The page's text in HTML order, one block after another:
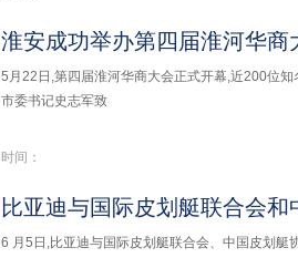
5月22日,第四届淮河华商大会正式开幕,近200位
市委书记史志军致
时间：
6 月5日,比亚迪与国际皮划艇联合会、中国皮划艇